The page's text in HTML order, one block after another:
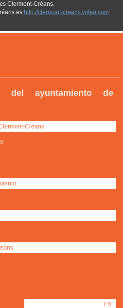
del ayuntamiento de
Créans
FR
Clermont-Créans.
es http://clermont-creans.wifeo.com